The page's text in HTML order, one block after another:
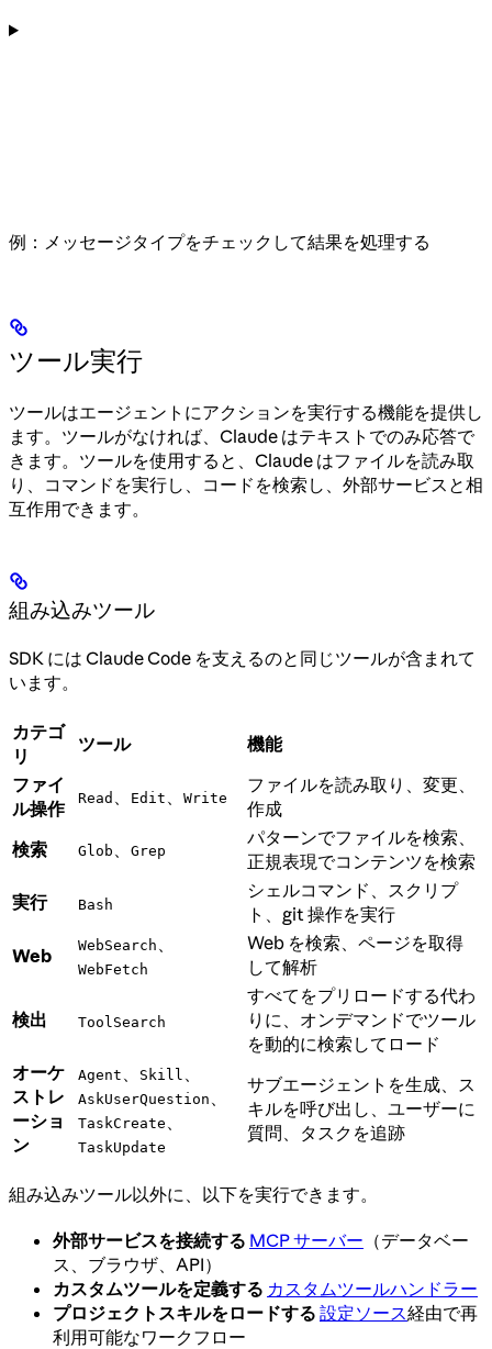
例：メッセージタイプをチェックして結果を処理する
ツール実行
ツールはエージェントにアクションを実行する機能を提供し
ます。ツールがなければ、Claude はテキストでのみ応答で
きます。ツールを使用すると、Claude はファイルを読み取
り、コマンドを実行し、コードを検索し、外部サービスと相
互作用できます。
組み込みツール
SDK には Claude Code を支えるのと同じツールが含まれて
います。
カテゴ
リ
ツール
機能
ファイ
ル操作
Read Edit Write
ファイルを読み取り、変更、
作成
検索
Glob Grep
パターンでファイルを検索、
正規表現でコンテンツを検索
実行
Bash
シェルコマンド、スクリプ
ト、git 操作を実行
Web
WebSearch
WebFetch
Web を検索、ページを取得
して解析
検出 ToolSearch
すべてをプリロードする代わ
りに、オンデマンドでツール
を動的に検索してロード
オーケ
ストレ
ーショ
ン
Agent Skill
AskUserQuestion
TaskCreate
TaskUpdate
サブエージェントを生成、ス
キルを呼び出し、ユーザーに
質問、タスクを追跡
組み込みツール以外に、以下を実行できます。
外部サービスを接続する MCP サーバー （データベー
ス、ブラウザ、API）
カスタムツールを定義する カスタムツールハンドラー
プロジェクトスキルをロードする 設定ソース経由で再
利用可能なワークフロー